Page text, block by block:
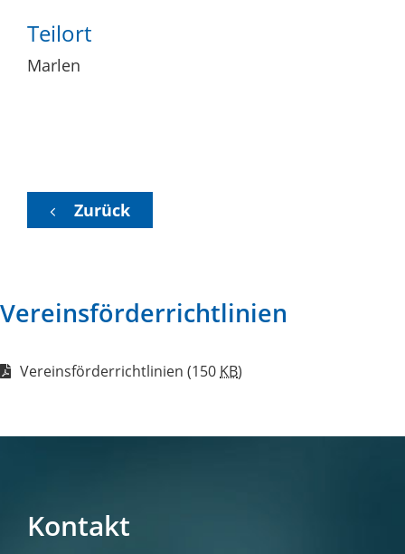
Teilort
Marlen
Zurück
Vereinsförderrichtlinien
Vereinsförderrichtlinien (150 KB)
Kontakt